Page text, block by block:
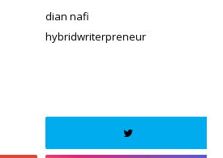
dian nafi
hybridwriterpreneur